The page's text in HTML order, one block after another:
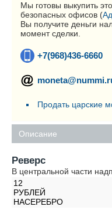
Мы готовы выкупить
безопасных офисов (
Вы получите деньги
момент сделки.
+7(968)436-6660
Продать царские
Описание
Реверс
В центральной части
12
РУБЛЕЙ
НАСЕРЕБРО